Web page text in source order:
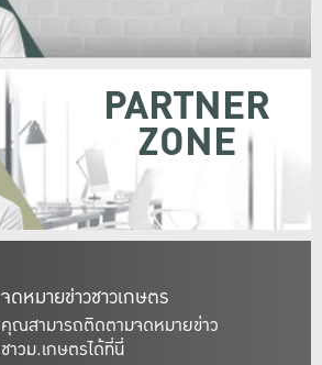
จดหมายข่าวชาวเกษตร
คุณสามารถติดตามจดหมายข่าว
ชาวม.เกษตรได้ที่นี่
PARTNER
ZONE